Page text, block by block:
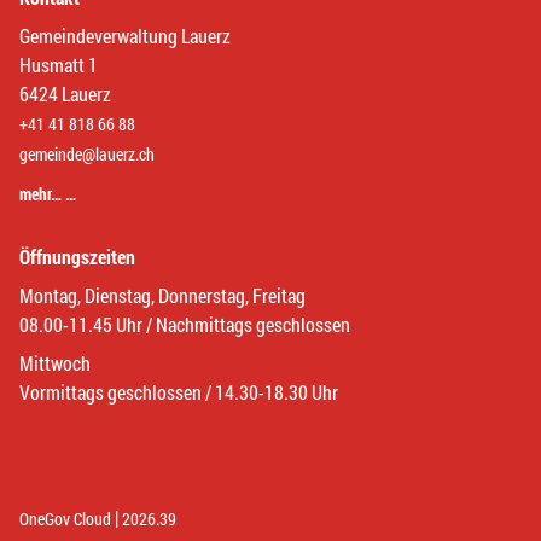
Gemeindeverwaltung Lauerz
Husmatt 1
6424 Lauerz
+41 41 818 66 88
gemeinde@lauerz.ch
mehr… …
Öffnungszeiten
Montag, Dienstag, Donnerstag, Freitag
08.00-11.45 Uhr / Nachmittags geschlossen
Mittwoch
Vormittags geschlossen / 14.30-18.30 Uhr
OneGov Cloud (External Link)
|2026.39